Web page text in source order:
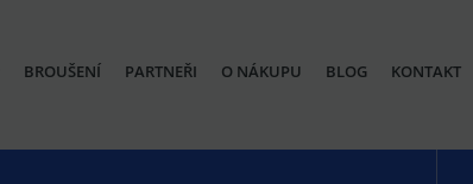
BROUŠENÍ PARTNEŘI O NÁKUPU BLOG KONTAKT